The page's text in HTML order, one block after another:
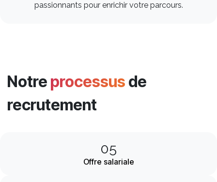
passionnants pour enrichir votre parcours. ​
Notre processus de
recrutement
05
Offre salariale